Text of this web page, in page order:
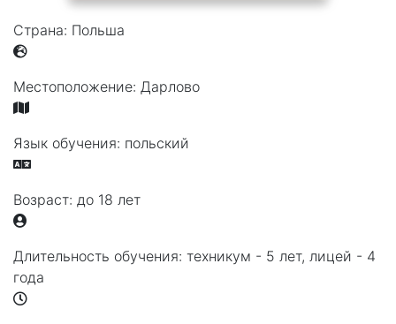
Страна: Польша
Местоположение: Дарлово
Язык обучения: польский
Возраст: до 18 лет
Длительность обучения: техникум - 5 лет, лицей - 4
года